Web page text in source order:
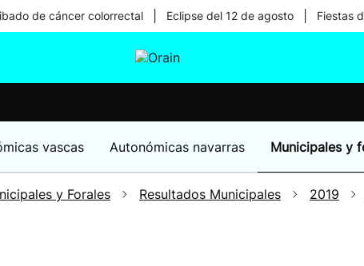
de cáncer colorrectal Eclipse del 12 de agosto Fiestas
vascas Autonómicas navarras Municipales y
y Forales Resultados Municipales 2019